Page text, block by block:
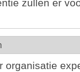
zullen er
organisatie